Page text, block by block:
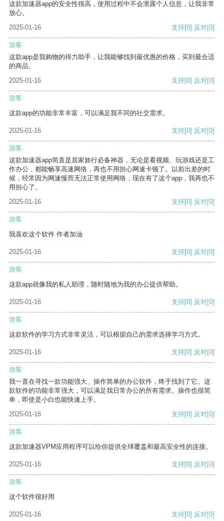
这款加速器app的安全性很高，使用过程中不会泄露个人信息，让我非常
放心。
2025-01-16
支持[0] 反对[0]
游客
这款app是我购物的得力助手，让我能够找到最优惠的价格，买到最合适
的商品。
2025-01-16
支持[0] 反对[0]
游客
这款app的功能非常丰富，可以满足我不同的社交需求。
2025-01-16 支持[0] 反对[0]
游客
这款加速器app简直是居家旅行必备神器，无论是看视频、玩游戏还是工
作办公，都能畅享高速网络，再也不用担心网速卡顿了。以前出差的时
候，经常因为网速慢而无法正常使用网络，现在有了这个app，我再也不
用担心了。
2025-01-16
支持[0] 反对[0]
游客
我喜欢这个软件 作者加油
2025-01-16 支持[0] 反对[0]
游客
这款app就像我的私人助理，随时随地为我的办公提供帮助。
2025-01-16 支持[0] 反对[0]
游客
这款软件的学习方式非常灵活，可以根据自己的需求选择学习方式。
2025-01-16 支持[0] 反对[0]
游客
我一直在寻找一款功能强大、操作简单的办公软件，终于找到了它。这
款软件的功能非常强大，可以满足我日常办公的所有需求。操作也很简
单，即使是小白也能快速上手。
2025-01-16
支持[0] 反对[0]
游客
这款加速器VPM应用程序可以给你提供全球覆盖和最高安全性的连接。
2025-01-16 支持[0] 反对[0]
游客
这个软件很好用
2025-01-16 支持[0] 反对[0]